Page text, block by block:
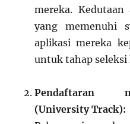
mereka.
yang memenuhi
aplikasi mereka
untuk tahap
Pendaftaran
(University Track):